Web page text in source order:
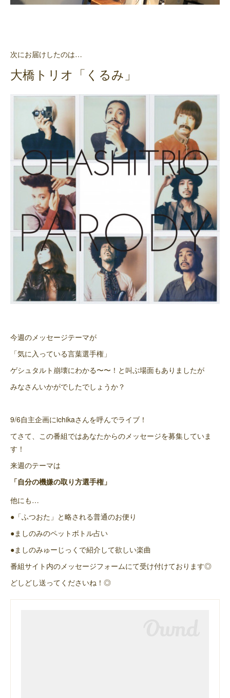
次にお届けしたのは…
大橋トリオ「くるみ」
今週のメッセージテーマが
「気に入っている言葉選手権」
ゲシュタルト崩壊にわかる〜〜！と叫ぶ場面もありましたが
みなさんいかがでしたでしょうか？
9/6自主企画にichikaさんを呼んでライブ！
てさて、この番組ではあなたからのメッセージを募集していま
す！
来週のテーマは
「自分の機嫌の取り方選手権」
他にも…
●「ふつおた」と略される普通のお便り
●ましのみのペットボトル占い
●ましのみゅーじっくで紹介して欲しい楽曲
番組サイト内のメッセージフォームにて受け付けております◎
どしどし送ってくださいね！◎